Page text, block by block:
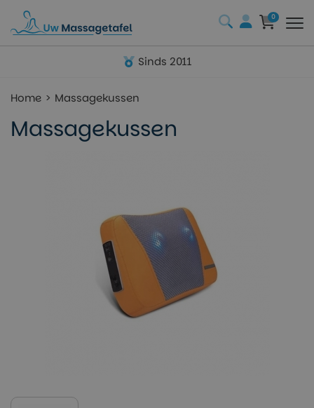
0
Sinds 2011
Home Massagekussen
Massagekussen